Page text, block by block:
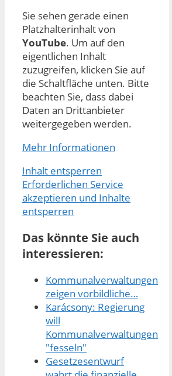
Sie sehen gerade einen
Platzhalterinhalt von
YouTube. Um auf den
eigentlichen Inhalt
zuzugreifen, klicken Sie auf
die Schaltfläche unten. Bitte
beachten Sie, dass dabei
Daten an Drittanbieter
weitergegeben werden.
Mehr Informationen
Inhalt entsperren
Erforderlichen Service
akzeptieren und Inhalte
entsperren
Das könnte Sie auch
interessieren:
Kommunalverwaltungen
zeigen vorbildliche…
Karácsony: Regierung
will
Kommunalverwaltungen
"fesseln"
Gesetzesentwurf